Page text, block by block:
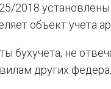
2018
объект учета
бухучета, не
других